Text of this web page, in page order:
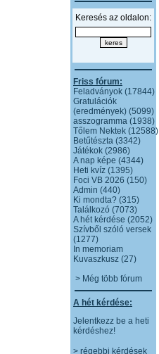
Keresés az oldalon:
Friss fórum:
Feladványok (17844)
Gratulációk
(eredmények) (5099)
asszogramma (1938)
Tőlem Nektek (12588)
Betűtészta (3342)
Játékok (2986)
A nap képe (4344)
Heti kvíz (1395)
Foci VB 2026 (150)
Admin (440)
Ki mondta? (315)
Találkozó (7073)
A hét kérdése (2052)
Szívből szóló versek
(1277)
In memoriam
Kuvaszkusz (27)
> Még több fórum
A hét kérdése:
Jelentkezz be a heti
kérdéshez!
> régebbi kérdések